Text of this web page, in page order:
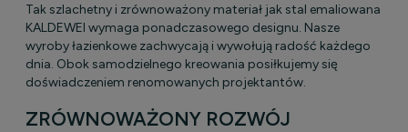
Tak szlachetny i zrównoważony materiał jak stal emaliowana
KALDEWEI wymaga ponadczasowego designu. Nasze
wyroby łazienkowe zachwycają i wywołują radość każdego
dnia. Obok samodzielnego kreowania posiłkujemy się
doświadczeniem renomowanych projektantów.
ZRÓWNOWAŻONY ROZWÓJ